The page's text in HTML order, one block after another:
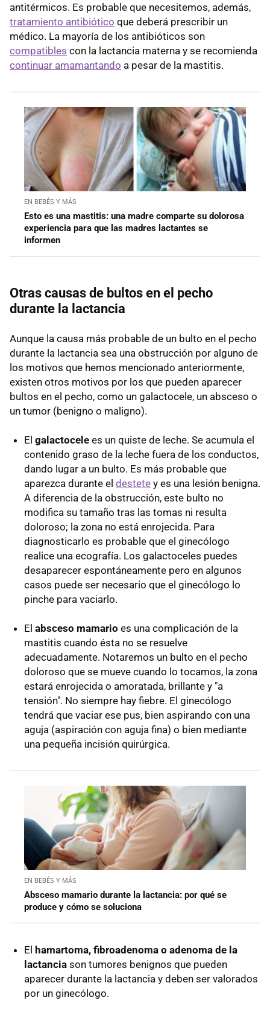
antitérmicos. Es probable que necesitemos, además,
tratamiento antibiótico que deberá prescribir un
médico. La mayoría de los antibióticos son
compatibles con la lactancia materna y se recomienda
continuar amamantando a pesar de la mastitis.
EN BEBÉS Y MÁS
Esto es una mastitis: una madre comparte su dolorosa
experiencia para que las madres lactantes se
informen
Otras causas de bultos en el pecho
durante la lactancia
Aunque la causa más probable de un bulto en el pecho
durante la lactancia sea una obstrucción por alguno de
los motivos que hemos mencionado anteriormente,
existen otros motivos por los que pueden aparecer
bultos en el pecho, como un galactocele, un absceso o
un tumor (benigno o maligno).
El galactocele es un quiste de leche. Se acumula el
contenido graso de la leche fuera de los conductos,
dando lugar a un bulto. Es más probable que
aparezca durante el destete y es una lesión benigna.
A diferencia de la obstrucción, este bulto no
modifica su tamaño tras las tomas ni resulta
doloroso; la zona no está enrojecida. Para
diagnosticarlo es probable que el ginecólogo
realice una ecografía. Los galactoceles puedes
desaparecer espontáneamente pero en algunos
casos puede ser necesario que el ginecólogo lo
pinche para vaciarlo.
El absceso mamario es una complicación de la
mastitis cuando ésta no se resuelve
adecuadamente. Notaremos un bulto en el pecho
doloroso que se mueve cuando lo tocamos, la zona
estará enrojecida o amoratada, brillante y "a
tensión". No siempre hay fiebre. El ginecólogo
tendrá que vaciar ese pus, bien aspirando con una
aguja (aspiración con aguja fina) o bien mediante
una pequeña incisión quirúrgica.
EN BEBÉS Y MÁS
Absceso mamario durante la lactancia: por qué se
produce y cómo se soluciona
El hamartoma, fibroadenoma o adenoma de la
lactancia son tumores benignos que pueden
aparecer durante la lactancia y deben ser valorados
por un ginecólogo.